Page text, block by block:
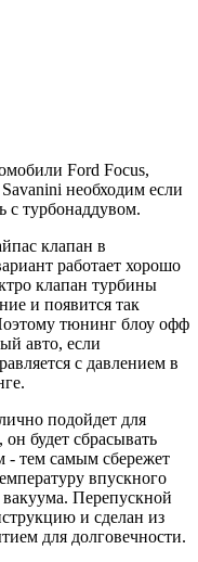
Ford Focus,
необходим если
с турбонаддувом.
клапан в
работает хорошо
клапан турбины
и появится так
тюнинг блоу офф
авто, если
с давлением в
подойдет для
будет сбрасывать
- тем самым сбережет
впускного
Перепускной
и сделан из
для долговечности.